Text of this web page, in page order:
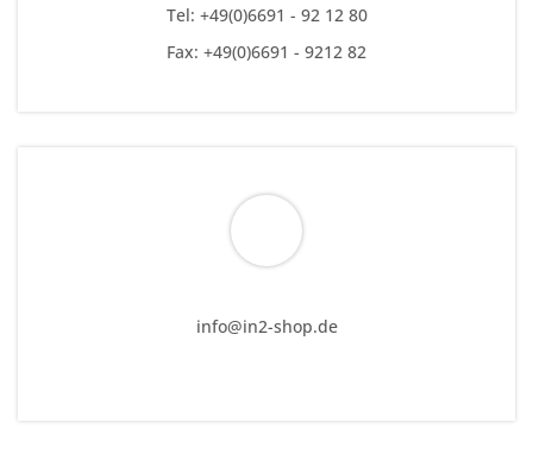
Tel: +49(0)6691 - 92 12 80
Fax: +49(0)6691 - 9212 82
info@in2-shop.de